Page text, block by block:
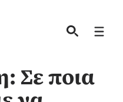
Σε ποια